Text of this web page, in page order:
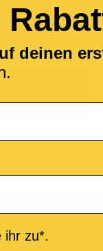
deinen
ihr zu*.